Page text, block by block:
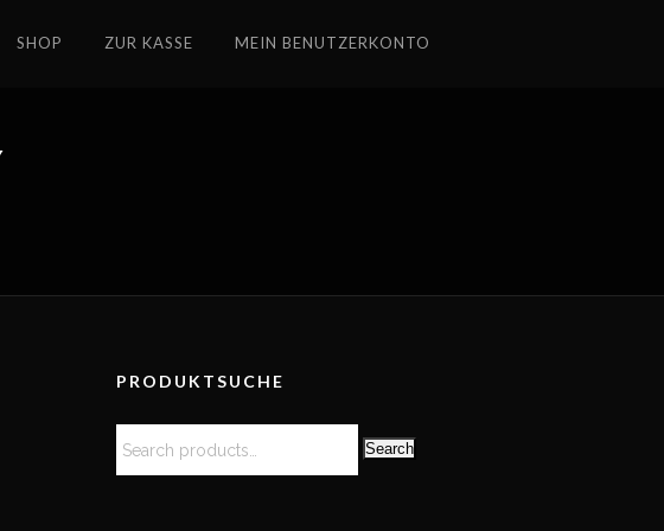
SHOP ZUR KASSE MEIN BENUTZERKONTO
PRODUKTSUCHE
Search